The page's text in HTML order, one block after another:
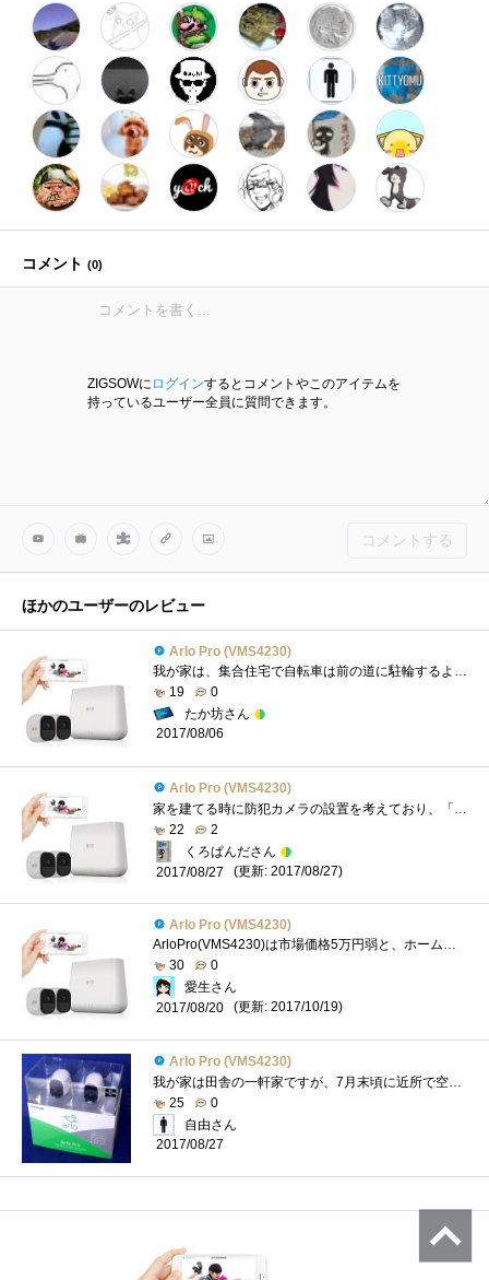
コメント (0)
ZIGSOWに ログインするとコメントやこのアイテムを
持っているユーザー全員に質問できます。
コメントする
ほかのユーザーのレビュー
Arlo Pro (VMS4230)
19
0
たか坊さん
2017/08/06
Arlo Pro (VMS4230)
22
2
くろぱんださん
2017/08/27
(更新: 2017/08/27)
Arlo Pro (VMS4230)
30
0
愛生さん
2017/08/20
(更新: 2017/10/19)
Arlo Pro (VMS4230)
25
0
自由さん
2017/08/27